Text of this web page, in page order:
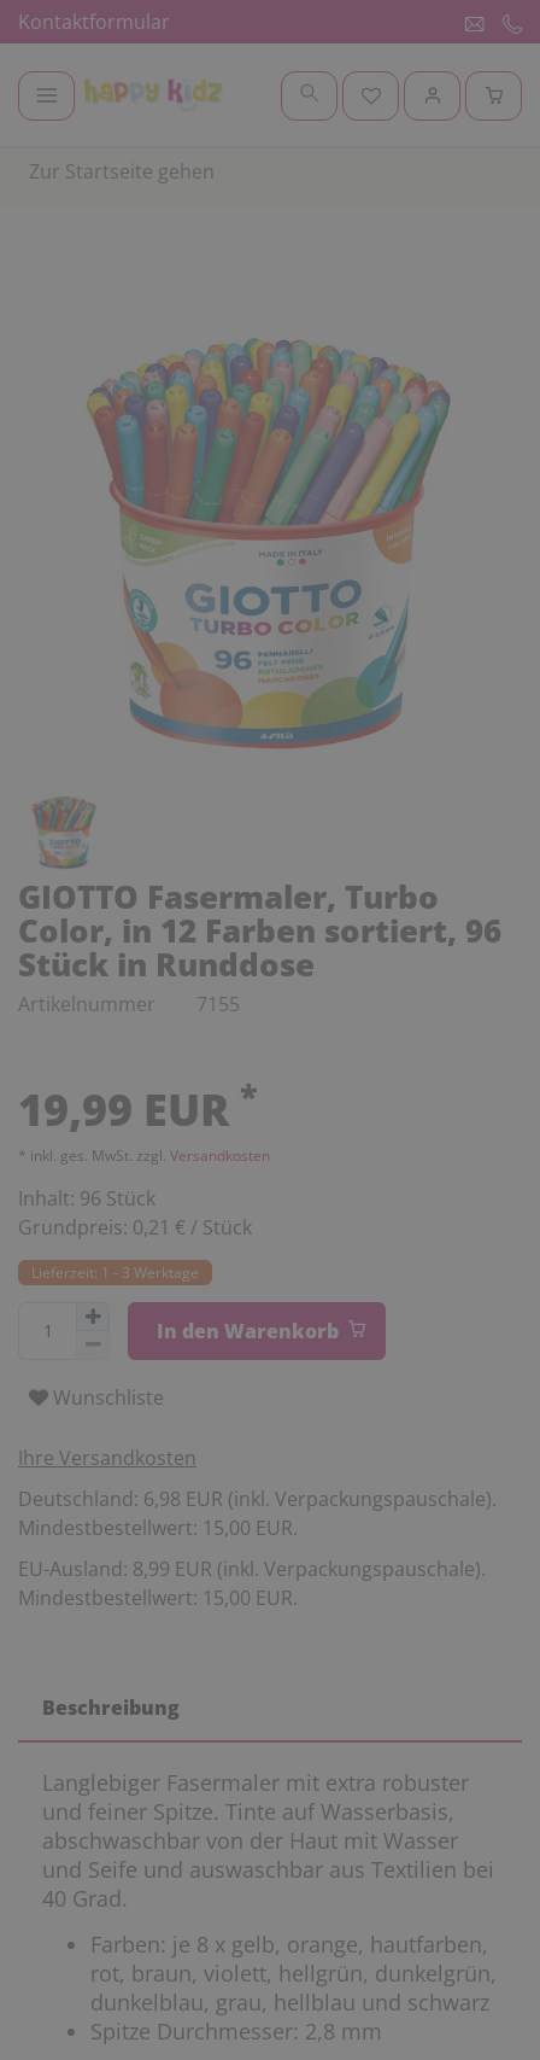
Kontaktformular
Zur Startseite gehen
GIOTTO Fasermaler, Turbo
Color, in 12 Farben sortiert, 96
Stück in Runddose
Artikelnummer 7155
19,99 EUR *
* inkl. ges. MwSt. zzgl. Versandkosten
Inhalt: 96 Stück
Grundpreis: 0,21 € / Stück
Lieferzeit: 1 - 3 Werktage
In den Warenkorb
Wunschliste
Ihre Versandkosten
Deutschland: 6,98 EUR (inkl. Verpackungspauschale).
Mindestbestellwert: 15,00 EUR.
EU-Ausland: 8,99 EUR (inkl. Verpackungspauschale).
Mindestbestellwert: 15,00 EUR.
Beschreibung
Langlebiger Fasermaler mit extra robuster
und feiner Spitze. Tinte auf Wasserbasis,
abschwaschbar von der Haut mit Wasser
und Seife und auswaschbar aus Textilien bei
40 Grad.
Farben: je 8 x gelb, orange, hautfarben,
rot, braun, violett, hellgrün, dunkelgrün,
dunkelblau, grau, hellblau und schwarz
Spitze Durchmesser: 2,8 mm